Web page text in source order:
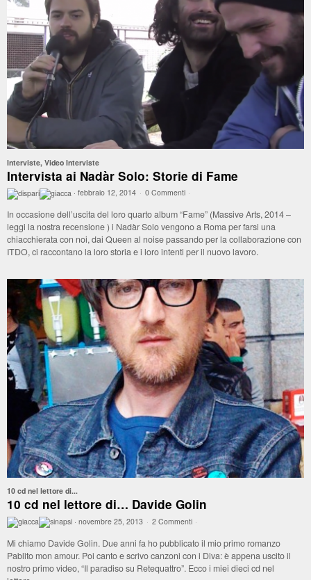
Interviste, Video Interviste
Intervista ai Nadàr Solo: Storie di Fame
· febbraio 12, 2014 · 0 Commenti ·
In occasione dell’uscita del loro quarto album “Fame” (Massive Arts, 2014 –
leggi la nostra recensione ) i Nadàr Solo vengono a Roma per farsi una
chiacchierata con noi, dai Queen al noise passando per la collaborazione con
ITDO, ci raccontano la loro storia e i loro intenti per il nuovo lavoro.
10 cd nel lettore di...
10 cd nel lettore di… Davide Golin
· novembre 25, 2013 · 2 Commenti ·
Mi chiamo Davide Golin. Due anni fa ho pubblicato il mio primo romanzo
Pablito mon amour. Poi canto e scrivo canzoni con i Diva: è appena uscito il
nostro primo video, “Il paradiso su Retequattro”. Ecco i miei dieci cd nel